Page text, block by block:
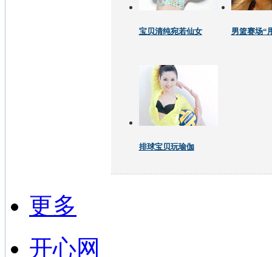
宝贝清纯宛若仙女 男篮赛场“
排球宝贝玩瑜伽
更多
开心网